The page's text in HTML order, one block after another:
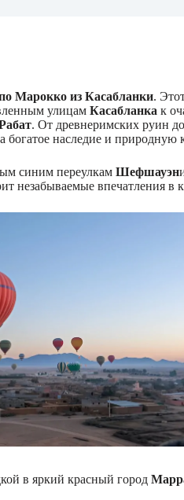
Марокко из Касабланки.
улицам Касабланка к
. От древнеримских руин
богатое наследие и природную
синим переулкам Шефшауэн
незабываемые впечатления в
в ​​яркий красный город